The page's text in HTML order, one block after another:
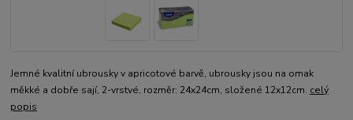
Jemné kvalitní ubrousky v apricotové barvě, ubrousky jsou na omak
měkké a dobře sají, 2-vrstvé, rozměr: 24x24cm, složené 12x12cm. celý
popis